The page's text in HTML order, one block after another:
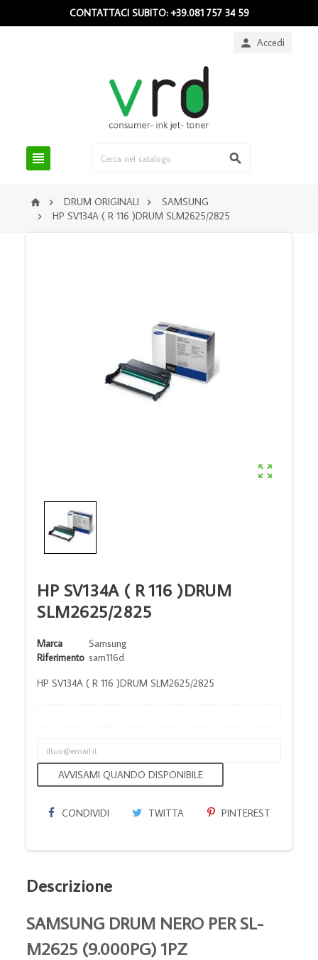
CONTATTACI SUBITO: +39.081 757 34 59
 Accedi
 
  DRUM ORIGINALI  SAMSUNG
 HP SV134A ( R 116 )DRUM SLM2625/2825

HP SV134A ( R 116 )DRUM
SLM2625/2825
Marca
Samsung
Riferimento sam116d
HP SV134A ( R 116 )DRUM SLM2625/2825
AVVISAMI QUANDO DISPONIBILE
CONDIVIDI TWITTA PINTEREST
Descrizione
SAMSUNG DRUM NERO PER SL-
M2625 (9.000PG) 1PZ